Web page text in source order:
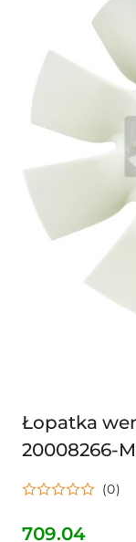
Łopatka
20008266-M
(0)
709.04